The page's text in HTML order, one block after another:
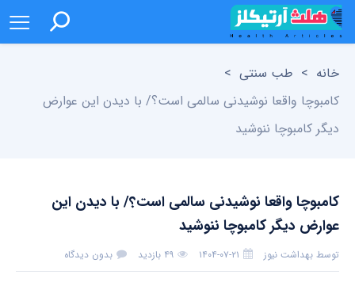
خانه > طب سنتی >
کامبوچا واقعا نوشیدنی سالمی است؟/ با دیدن این عوارض
دیگر کامبوچا ننوشید
کامبوچا واقعا نوشیدنی سالمی است؟/ با دیدن این
عوارض دیگر کامبوچا ننوشید
توسط بهداشت نیوز ۱۴۰۴-۰۷-۲۱ ۴۹ بازدید بدون دیدگاه